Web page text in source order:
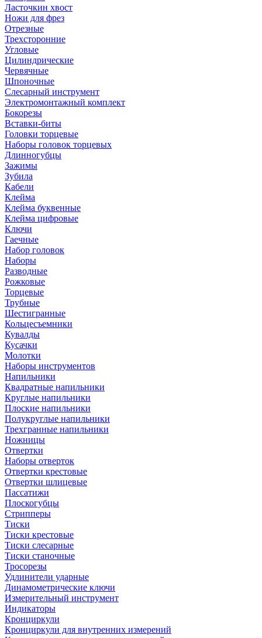
Ласточкин хвост
Ножи для фрез
Отрезные
Трехсторонние
Угловые
Цилиндрические
Червячные
Шпоночные
Слесарный инструмент
Электромонтажный комплект
Бокорезы
Вставки-биты
Головки торцевые
Наборы головок торцевых
Длинногубцы
Зажимы
Зубила
Кабели
Клейма
Клейма буквенные
Клейма цифровые
Ключи
Гаечные
Набор головок
Наборы
Разводные
Рожковые
Торцевые
Трубные
Шестигранные
Кольцесъемники
Кувалды
Кусачки
Молотки
Наборы инструментов
Напильники
Квадратные напильники
Круглые напильники
Плоские напильники
Полукруглые напильники
Трехгранные напильники
Ножницы
Отвертки
Наборы отверток
Отвертки крестовые
Отвертки шлицевые
Пассатижи
Плоскогубцы
Стрипперы
Тиски
Тиски крестовые
Тиски слесарные
Тиски станочные
Тросорезы
Удлинители ударные
Динамометрические ключи
Измерительный инструмент
Индикаторы
Кронциркули
Кронциркули для внутренних измерений